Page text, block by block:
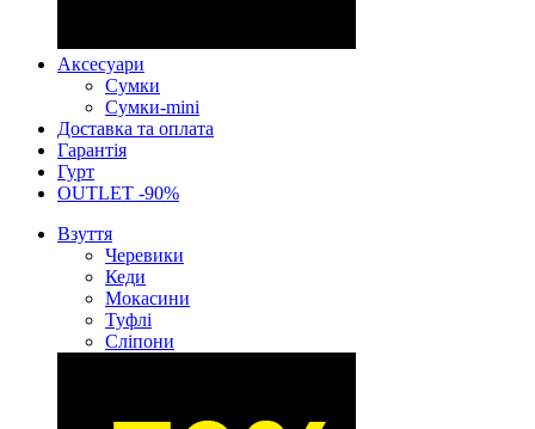
Аксесуари
Сумки
Сумки-mini
Доставка та оплата
Гарантія
Гурт
OUTLET -90%
Взуття
Черевики
Кеди
Мокасини
Туфлі
Сліпони